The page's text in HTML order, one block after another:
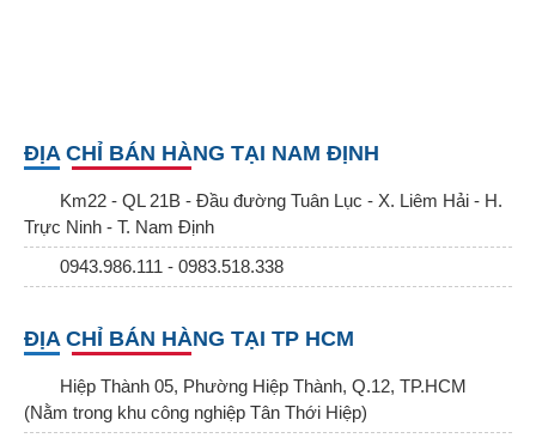
ĐỊA CHỈ BÁN HÀNG TẠI NAM ĐỊNH
Km22 - QL 21B - Đầu đường Tuân Lục - X. Liêm Hải - H.
Trực Ninh - T. Nam Định
0943.986.111 - 0983.518.338
ĐỊA CHỈ BÁN HÀNG TẠI TP HCM
Hiệp Thành 05, Phường Hiệp Thành, Q.12, TP.HCM
(Nằm trong khu công nghiệp Tân Thới Hiệp)